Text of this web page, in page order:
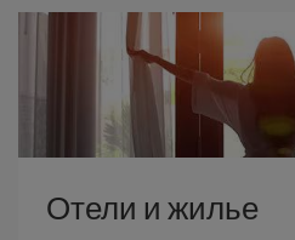
Отели и жилье